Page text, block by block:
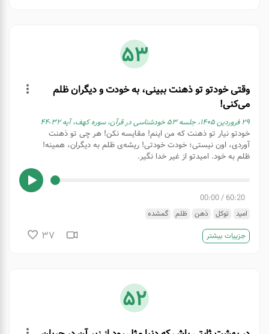
53
وقتی خودتو تو ذهنت ببینی، به خودت و دیگران ظلم
می‌کنی!
۲۹ فروردین ۱۴۰۵، جلسه ۵۳ خودشناسی در قرآن، سوره کهف، آیه ۳۲-۴۴
خودتو نیار تو ذهنت که من اینم! مقایسه نکن! هر چی تو ذهنت
آوردی، اون نیستی؛ خودت خودتی! ریشه‌ی ظلم به دیگران، همینه!
ظلم به خود. امیدتو از غیر خدا نگیر.
60:20
/
00:00
امید توکل ذهن ظلم گمشده
جزییات بیشتر 37
52